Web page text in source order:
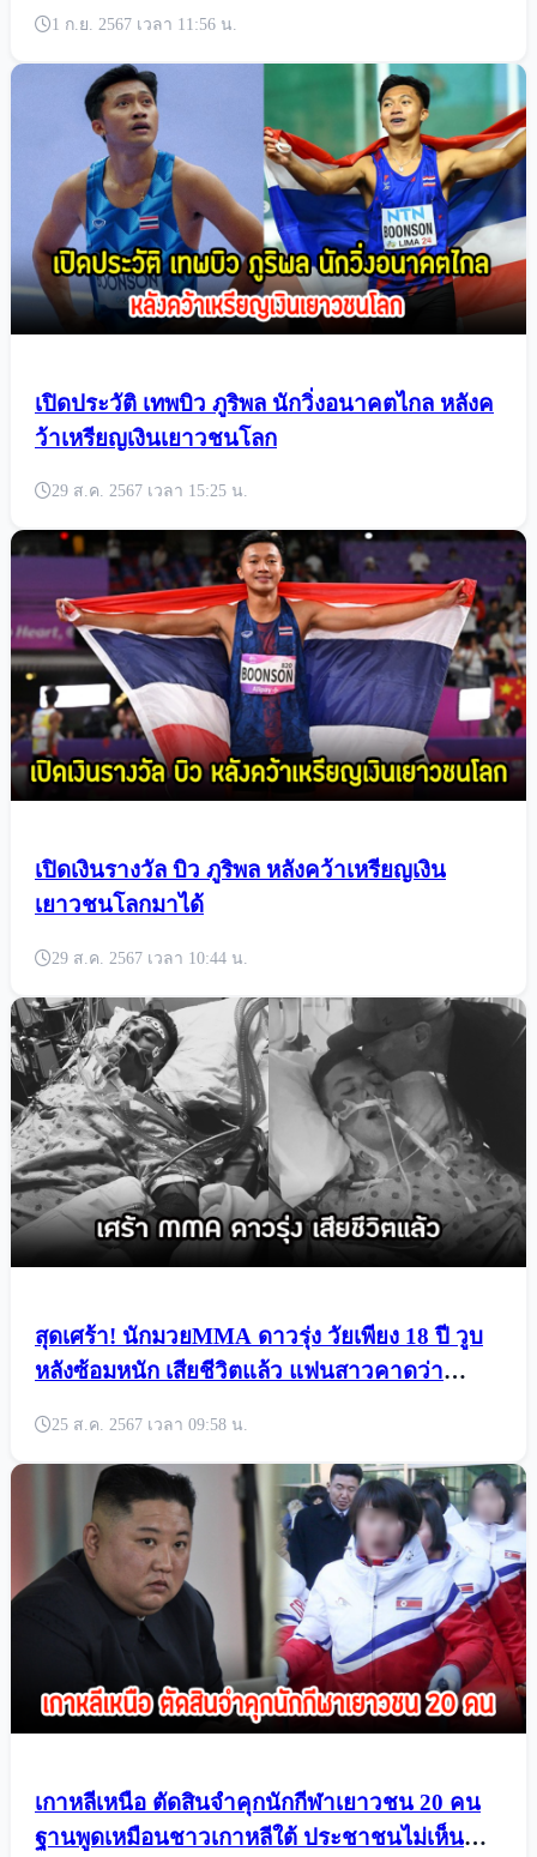
1 ก.ย. 2567 เวลา 11:56 น.
เปิดประวัติ เทพบิว ภูริพล นักวิ่งอนาคตไกล หลังค
ว้าเหรียญเงินเยาวชนโลก
29 ส.ค. 2567 เวลา 15:25 น.
เปิดเงินรางวัล บิว ภูริพล หลังคว้าเหรียญเงิน
เยาวชนโลกมาได้
29 ส.ค. 2567 เวลา 10:44 น.
สุดเศร้า! นักมวยMMA ดาวรุ่ง วัยเพียง 18 ปี วูบ
หลังซ้อมหนัก เสียชีวิตแล้ว แฟนสาวคาดว่า
25 ส.ค. 2567 เวลา 09:58 น.
เกาหลีเหนือ ตัดสินจำคุกนักกีฬาเยาวชน 20 คน
ฐานพูดเหมือนชาวเกาหลีใต้ ประชาชนไม่เห็น